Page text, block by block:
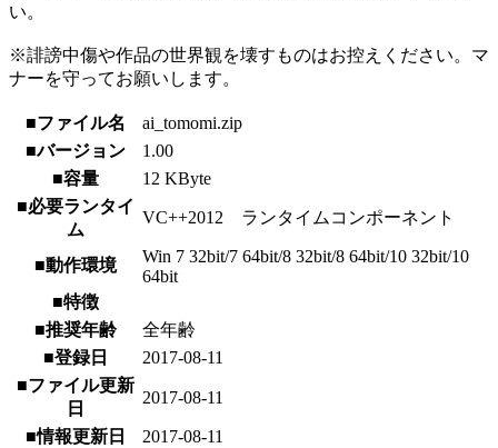
い。
※誹謗中傷や作品の世界観を壊すものはお控えください。マ
ナーを守ってお願いします。
■ファイル名
ai_tomomi.zip
■バージョン
1.00
■容量
12 KByte
■必要ランタイ
ム
VC++2012 ランタイムコンポーネント
■動作環境
Win 7 32bit/7 64bit/8 32bit/8 64bit/10 32bit/10
64bit
■特徴
■推奨年齢
全年齢
■登録日
2017-08-11
■ファイル更新
日
2017-08-11
■情報更新日 2017-08-11